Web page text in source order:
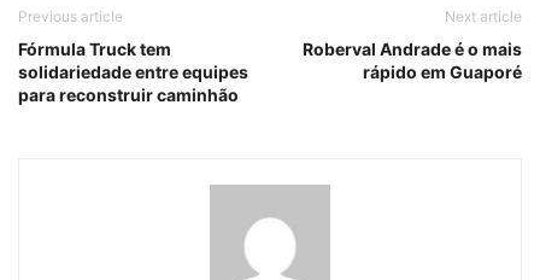
Previous article
Fórmula Truck tem
solidariedade entre equipes
para reconstruir caminhão
Next article
Roberval Andrade é o mais
rápido em Guaporé